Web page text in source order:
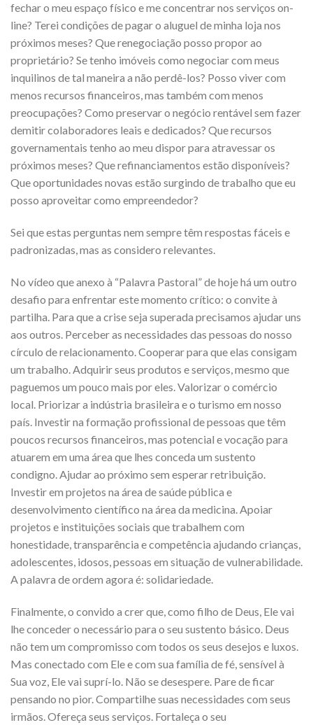
fechar o meu espaço físico e me concentrar nos serviços on-
line? Terei condições de pagar o aluguel de minha loja nos
próximos meses? Que renegociação posso propor ao
proprietário? Se tenho imóveis como negociar com meus
inquilinos de tal maneira a não perdê-los? Posso viver com
menos recursos financeiros, mas também com menos
preocupações? Como preservar o negócio rentável sem fazer
demitir colaboradores leais e dedicados? Que recursos
governamentais tenho ao meu dispor para atravessar os
próximos meses? Que refinanciamentos estão disponíveis?
Que oportunidades novas estão surgindo de trabalho que eu
posso aproveitar como empreendedor?
Sei que estas perguntas nem sempre têm respostas fáceis e
padronizadas, mas as considero relevantes.
No vídeo que anexo à “Palavra Pastoral” de hoje há um outro
desafio para enfrentar este momento crítico: o convite à
partilha. Para que a crise seja superada precisamos ajudar uns
aos outros. Perceber as necessidades das pessoas do nosso
círculo de relacionamento. Cooperar para que elas consigam
um trabalho. Adquirir seus produtos e serviços, mesmo que
paguemos um pouco mais por eles. Valorizar o comércio
local. Priorizar a indústria brasileira e o turismo em nosso
país. Investir na formação profissional de pessoas que têm
poucos recursos financeiros, mas potencial e vocação para
atuarem em uma área que lhes conceda um sustento
condigno. Ajudar ao próximo sem esperar retribuição.
Investir em projetos na área de saúde pública e
desenvolvimento científico na área da medicina. Apoiar
projetos e instituições sociais que trabalhem com
honestidade, transparência e competência ajudando crianças,
adolescentes, idosos, pessoas em situação de vulnerabilidade.
A palavra de ordem agora é: solidariedade.
Finalmente, o convido a crer que, como filho de Deus, Ele vai
lhe conceder o necessário para o seu sustento básico. Deus
não tem um compromisso com todos os seus desejos e luxos.
Mas conectado com Ele e com sua família de fé, sensível à
Sua voz, Ele vai suprí-lo. Não se desespere. Pare de ficar
pensando no pior. Compartilhe suas necessidades com seus
irmãos. Ofereça seus serviços. Fortaleça o seu